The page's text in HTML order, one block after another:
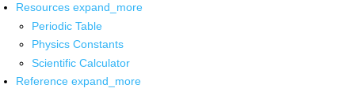
Resources expand_more
Periodic Table
Physics Constants
Scientific Calculator
Reference expand_more